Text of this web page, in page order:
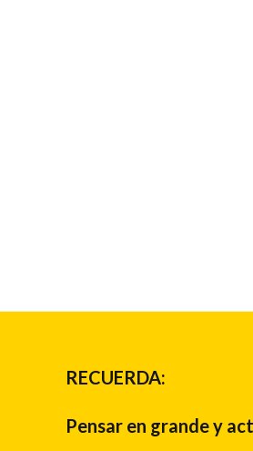
RECUERDA:
Pensar en grande y